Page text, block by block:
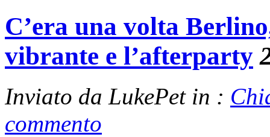
C’era una volta
vibrante e l’afterparty
Inviato da LukePet in :
commento